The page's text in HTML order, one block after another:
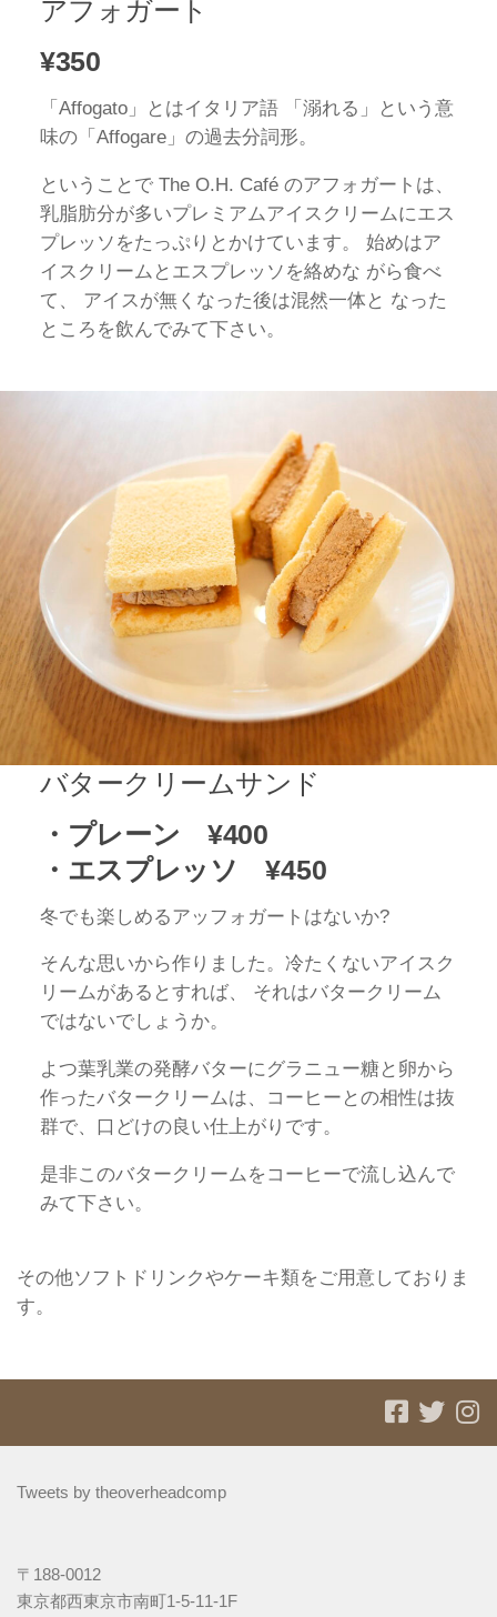
アフォガート
¥350
「Affogato」とはイタリア語 「溺れる」という意
味の「Affogare」の過去分詞形。
ということで The O.H. Café のアフォガートは、
乳脂肪分が多いプレミアムアイスクリームにエス
プレッソをたっぷりとかけています。 始めはア
イスクリームとエスプレッソを絡めな がら食べ
て、 アイスが無くなった後は混然一体と なった
ところを飲んでみて下さい。
バタークリームサンド
・プレーン ¥400
・エスプレッソ ¥450
冬でも楽しめるアッフォガートはないか?
そんな思いから作りました。冷たくないアイスク
リームがあるとすれば、 それはバタークリーム
ではないでしょうか。
よつ葉乳業の発酵バターにグラニュー糖と卵から
作ったバタークリームは、コーヒーとの相性は抜
群で、口どけの良い仕上がりです。
是非このバタークリームをコーヒーで流し込んで
みて下さい。
その他ソフトドリンクやケーキ類をご用意しておりま
す。
Tweets by theoverheadcomp
〒188-0012
東京都西東京市南町1-5-11-1F